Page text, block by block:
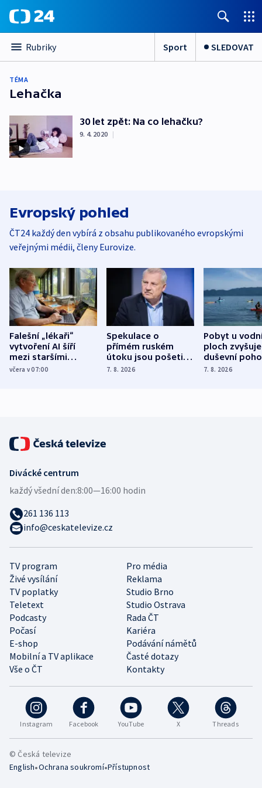
Rubriky Sport SLEDOVAT
TÉMA
Lehačka
30 let zpět: Na co lehačku?
9. 4. 2020 |
Evropský pohled
ČT24 každý den vybírá z obsahu publikovaného evropskými
veřejnými médii, členy Eurovize.
Falešní „lékaři“
vytvoření AI šíří
mezi staršími
Poláky nebezpečné
včera v 07:00
Spekulace o
přímém ruském
útoku jsou pošetilé,
míní estonský
7. 8. 2026
Pobyt u
ploch zvyšuje
duševní
ukázala
7. 8. 2026
Instagram Facebook YouTube X Threads
TV program
Pro média
Živé vysílání
Reklama
TV poplatky
Studio Brno
Teletext
Studio Ostrava
Podcasty
Rada ČT
Počasí
Kariéra
E-shop
Podávání námětů
Mobilní a TV aplikace
Časté dotazy
Vše o ČT
Kontakty
Divácké centrum
každý všední den:8:00—16:00 hodin
261 136 113
info@ceskatelevize.cz
© Česká televize
English•Ochrana soukromí•Přístupnost